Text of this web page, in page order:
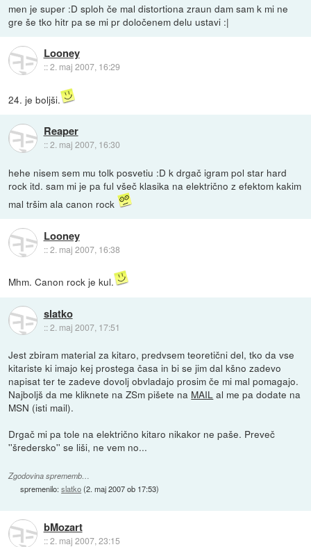
men je super :D sploh če mal distortiona zraun dam sam k mi ne
gre še tko hitr pa se mi pr določenem delu ustavi :|
Looney
::2. maj 2007, 16:29
24. je boljši.
Reaper
::2. maj 2007, 16:30
hehe nisem sem mu tolk posvetiu :D k drgač igram pol star hard
rock itd. sam mi je pa ful všeč klasika na električno z efektom kakim
mal tršim ala canon rock
Looney
::2. maj 2007, 16:38
Mhm. Canon rock je kul.
slatko
::2. maj 2007, 17:51
Jest zbiram material za kitaro, predvsem teoretični del, tko da vse
kitariste ki imajo kej prostega časa in bi se jim dal kšno zadevo
napisat ter te zadeve dovolj obvladajo prosim če mi mal pomagajo.
Najboljš da me kliknete na ZSm pišete na MAIL al me pa dodate na
MSN (isti mail).
Drgač mi pa tole na električno kitaro nikakor ne paše. Preveč
''šredersko'' se liši, ne vem no...
Zgodovina sprememb…
spremenilo:slatko(2. maj 2007 ob 17:53)
bMozart
::2. maj 2007, 23:15